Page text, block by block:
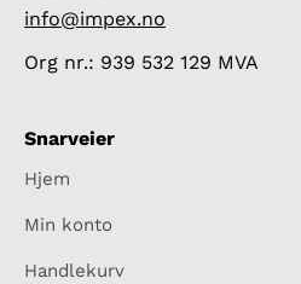
info@impex.no
Org nr.: 939 532 129 MVA
Snarveier
Hjem
Min konto
Handlekurv